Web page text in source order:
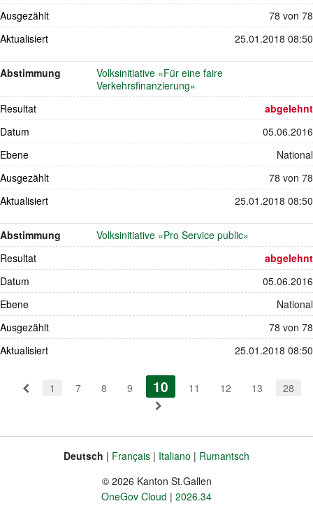
Ausgezählt
78 von 78
Aktualisiert
25.01.2018 08:50
Abstimmung
Volksinitiative «Für eine faire
Verkehrsfinanzierung»
Resultat
abgelehnt
Datum
05.06.2016
Ebene
National
Ausgezählt
78 von 78
Aktualisiert
25.01.2018 08:50
Abstimmung
Volksinitiative «Pro Service public»
Resultat
abgelehnt
Datum
05.06.2016
Ebene
National
Ausgezählt
78 von 78
Aktualisiert
25.01.2018 08:50
Pagination1 7 8 9 10 (aktiv)
11 12 13 28
FusszeileDeutsch Français Italiano
Rumantsch
© 2026 Kanton St.Gallen
OneGov Cloud
2026.34